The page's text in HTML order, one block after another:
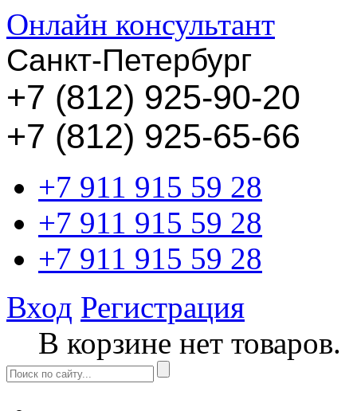
Онлайн консультант
Санкт-Петербург
+7 (812) 925-90-20
+7 (812) 925-65-66
+7 911 915 59 28
+7 911 915 59 28
+7 911 915 59 28
Вход Регистрация
В корзине нет товаров.